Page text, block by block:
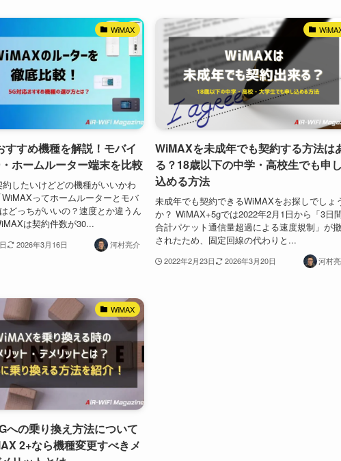
WiMAX
すすめ機種を解説！モバイ
ホームルーター端末を比較
約したいけどどの機種がいいかわ
ってホームルーターとモバ
どっちがいいの？速度とか違うん
は契約件数が30...
2026年3月16日 河村亮介
WiMAXを未成年でも契約する方法は
る？18歳以下の中学・高校生でも申し
込める方法
未成年でも契約できるWiMAXをお探しでしょ
か？ WiMAX+5gでは2022年2月1日から「3日
合計パケット通信量超過による速度規制」が
されたため、固定回線の代わりと...
2022年2月23日 2026年3月20日 河村
WiMAX
への乗り換え方法について
2+なら機種変更すべきメ